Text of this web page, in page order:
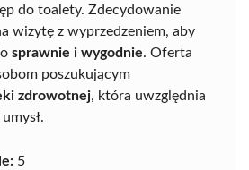
do toalety. Zdecydowanie
wizytę z wyprzedzeniem, aby
sprawnie i wygodnie. Oferta
poszukującym
zdrowotnej, która uwzględnia
5